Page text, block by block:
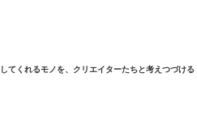
てくれるモノを、クリエイターたちと考えつづける